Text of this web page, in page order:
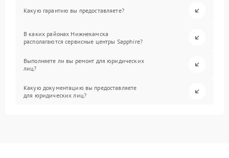
Какую гарантию вы предоставляете?
В каких районах Нижнекамска
располагаются сервисные центры Sapphire?
Выполняете ли вы ремонт для юридических
лиц?
Какую документацию вы предоставляете
для юридических лиц?